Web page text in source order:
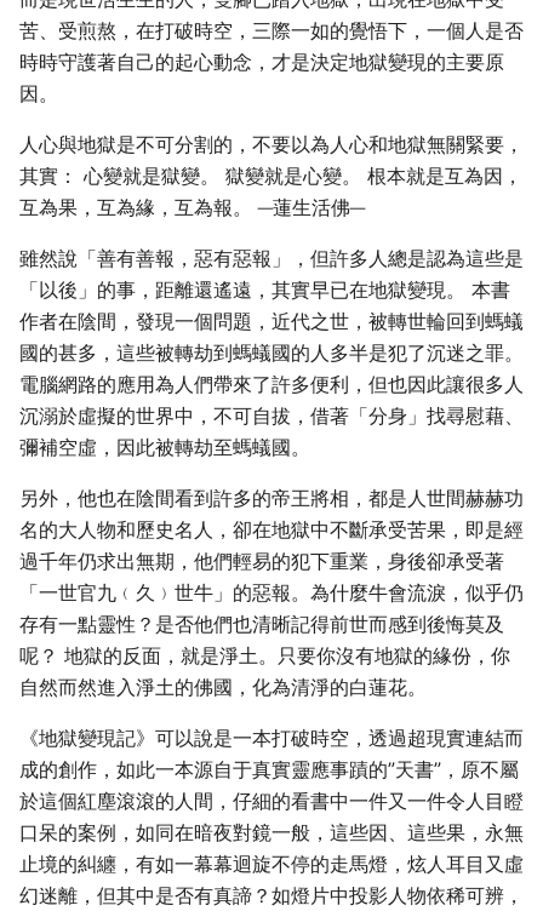
苦、受煎熬，在打破時空，三際一如的覺悟下，一個人是否
時時守護著自己的起心動念，才是決定地獄變現的主要原
因。
人心與地獄是不可分割的，不要以為人心和地獄無關緊要，
其實： 心變就是獄變。 獄變就是心變。 根本就是互為因，
互為果，互為緣，互為報。 ─蓮生活佛─
雖然說「善有善報，惡有惡報」，但許多人總是認為這些是
「以後」的事，距離還遙遠，其實早已在地獄變現。 本書
作者在陰間，發現一個問題，近代之世，被轉世輪回到螞蟻
國的甚多，這些被轉劫到螞蟻國的人多半是犯了沉迷之罪。
電腦網路的應用為人們帶來了許多便利，但也因此讓很多人
沉溺於虛擬的世界中，不可自拔，借著「分身」找尋慰藉、
彌補空虛，因此被轉劫至螞蟻國。
另外，他也在陰間看到許多的帝王將相，都是人世間赫赫功
名的大人物和歷史名人，卻在地獄中不斷承受苦果，即是經
過千年仍求出無期，他們輕易的犯下重業，身後卻承受著
「一世官九﹙久﹚世牛」的惡報。為什麼牛會流淚，似乎仍
存有一點靈性？是否他們也清晰記得前世而感到後悔莫及
呢？ 地獄的反面，就是淨土。只要你沒有地獄的緣份，你
自然而然進入淨土的佛國，化為清淨的白蓮花。
《地獄變現記》可以說是一本打破時空，透過超現實連結而
成的創作，如此一本源自于真實靈應事蹟的”天書”，原不屬
於這個紅塵滾滾的人間，仔細的看書中一件又一件令人目瞪
口呆的案例，如同在暗夜對鏡一般，這些因、這些果，永無
止境的糾纏，有如一幕幕迴旋不停的走馬燈，炫人耳目又虛
幻迷離，但其中是否有真諦？如燈片中投影人物依稀可辨，